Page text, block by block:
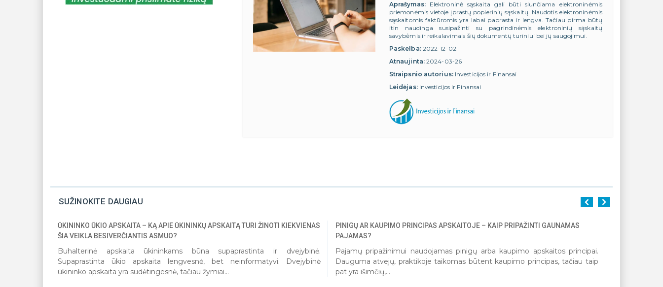
Aprašymas:
Elektroninė sąskaita gali būti siunčiama elektroninėmis
priemonėmis vietoje įprastų popierinių sąskaitų. Naudotis elektroninėmis
sąskaitomis faktūromis yra labai paprasta ir lengva. Tačiau pirma būtų
itin naudinga susipažinti su pagrindinėmis elektroninių sąskaitų
savybėmis ir reikalavimais šių dokumentų turiniui bei jų saugojimui.
Paskelba: 2022-12-02
Atnaujinta:2024-03-26
Straipsnio autorius: Investicijos ir Finansai
Leidėjas: Investicijos ir Finansai
SUŽINOKITE DAUGIAU
1
ŪKININKO ŪKIO APSKAITA – KĄ APIE ŪKININKŲ APSKAITĄ TURI ŽINOTI KIEKVIENAS
ŠIA VEIKLA BESIVERČIANTIS ASMUO?
Buhalterinė apskaita ūkininkams būna supaprastinta ir dvejybinė.
Supaprastinta ūkio apskaita lengvesnė, bet neinformatyvi. Dvejybinė
ūkininko apskaita yra sudėtingesnė, tačiau žymiai...
PINIGŲ AR KAUPIMO PRINCIPAS APSKAITOJE – KAIP PRIPAŽINTI GAUNAMAS
PAJAMAS?
Pajamų pripažinimui naudojamas pinigų arba kaupimo apskaitos principai.
Dauguma atvejų, praktikoje taikomas būtent kaupimo principas, tačiau taip
pat yra išimčių,...